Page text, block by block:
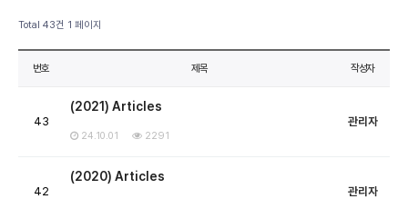
Total 43건 1 페이지
번호 제목 작성자
43
(2021) Articles
24.10.01 2291
관리자
42
(2020) Articles
관리자